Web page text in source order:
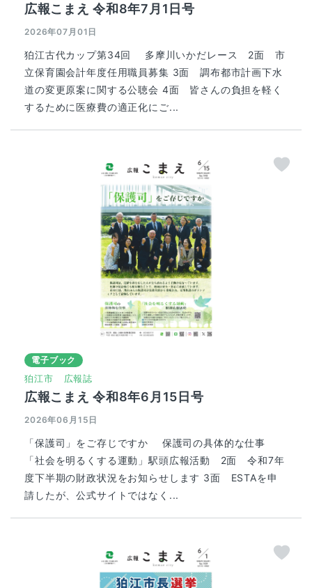
広報こまえ 令和8年7月1日号
2026年07月01日
狛江古代カップ第34回 多摩川いかだレース 2面 市
立保育園会計年度任用職員募集 3面 調布都市計画下水
道の変更原案に関する公聴会 4面 皆さんの負担を軽く
するために医療費の適正化にご...
電子ブック
狛江市 広報誌
広報こまえ 令和8年6月15日号
2026年06月15日
「保護司」をご存じですか 保護司の具体的な仕事
「社会を明るくする運動」駅頭広報活動 2面 令和7年
度下半期の財政状況をお知らせします 3面 ESTAを申
請したが、公式サイトではなく...